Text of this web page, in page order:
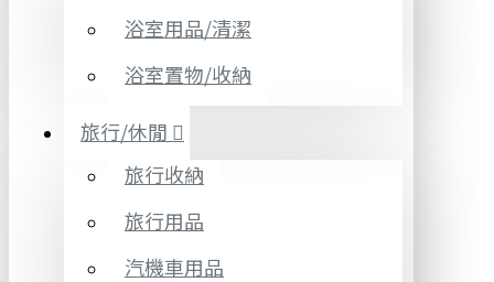
浴室用品/清潔
浴室置物/收納
旅行/休閒
旅行收納
旅行用品
汽機車用品